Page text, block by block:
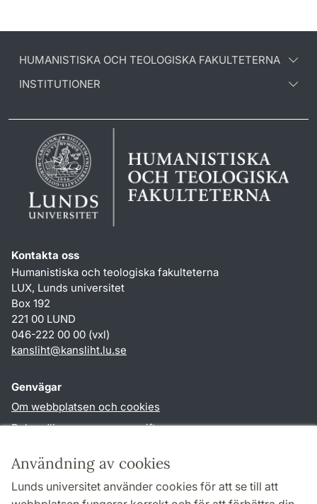
Användning av cookies
Lunds universitet använder cookies för att se till att
HUMANISTISKA OCH TEOLOGISKA FAKULTETERNA
INSTITUTIONER
Kontakta oss
Humanistiska och teologiska fakulteterna
LUX, Lunds universitet
Box 192
221 00 LUND
046-222 00 00 (vxl)
kansliht@kansliht.lu.se
Genvägar
Om webbplatsen och cookies
Behandling av personuppgifter
TYPO3-login